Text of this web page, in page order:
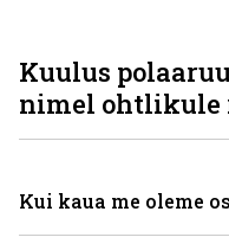
Kuulus
nimel ohtlikule
Kui kaua me oleme